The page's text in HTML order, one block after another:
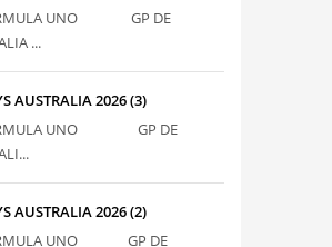
UNO GP DE
...
AUSTRALIA 2026 (3)
UNO GP DE
AUSTRALIA 2026 (2)
UNO GP DE